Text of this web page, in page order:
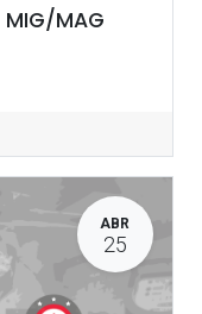
MIG/MAG
ABR
25